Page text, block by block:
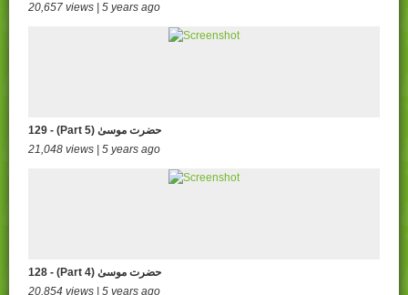
20,657 views | 5 years ago
129 - (Part 5) حضرت موسیٰ
21,048 views | 5 years ago
128 - (Part 4) حضرت موسیٰ
20,854 views | 5 years ago